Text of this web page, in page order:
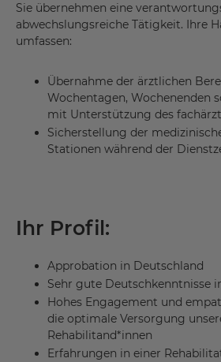
Sie übernehmen eine
abwechslungsreiche Tätigkeit. Ihre
umfassen:
Übernahme der ärztlichen
Wochentagen, Wochenenden
mit Unterstützung des
Sicherstellung der
Stationen während der
Ihr Profil:
Approbation in Deutschland
Sehr gute Deutschkenntnisse
Hohes Engagement und
die optimale Versorgung
Rehabilitand*innen
Erfahrungen in einer